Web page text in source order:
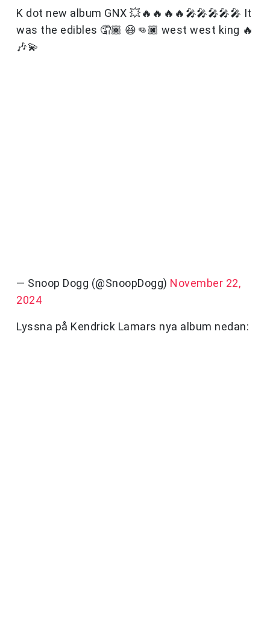
K dot new album GNX 💥🔥🔥🔥🔥🎤🎤🎤🎤🎤 It
was the edibles 🤦🏾 😆👊🏿 west west king 🔥
🎶💫
— Snoop Dogg (@SnoopDogg) November 22,
2024
Lyssna på Kendrick Lamars nya album nedan: